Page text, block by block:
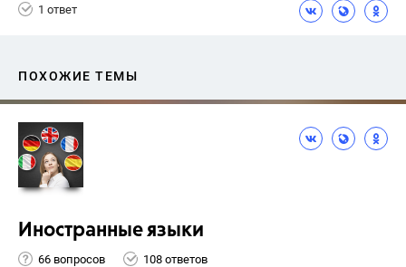
1 ответ
ПОХОЖИЕ ТЕМЫ
Иностранные языки
66 вопросов 108 ответов